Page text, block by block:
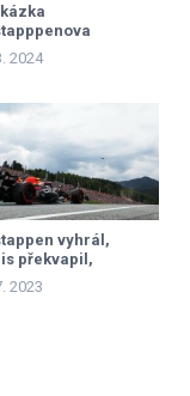
2024
vyhrál,
překvapil,
zklamal
2023